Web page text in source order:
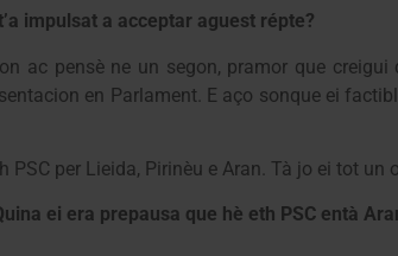
impulsat a acceptar aguest répte?
ac pensè ne un segon, pramor que creigui
en Parlament. E aço sonque ei
per Lieida, Pirinèu e Aran. Tà jo ei tot un
ei era prepausa que hè eth PSC entà